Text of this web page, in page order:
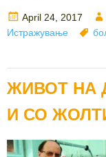
Posted
on
April 24, 2017
Истражување
ЖИВОТ НА
И СО